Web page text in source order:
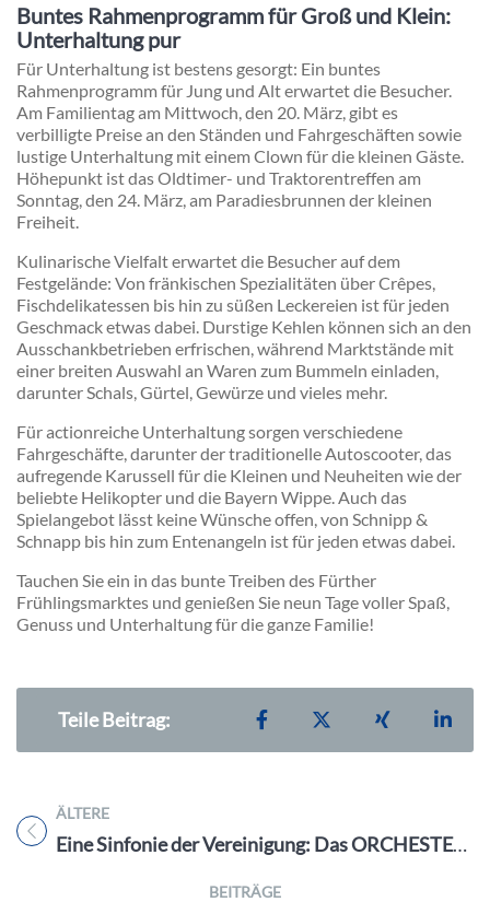
Buntes Rahmenprogramm für Groß und Klein:
Unterhaltung pur
Für Unterhaltung ist bestens gesorgt: Ein buntes
Rahmenprogramm für Jung und Alt erwartet die Besucher.
Am Familientag am Mittwoch, den 20. März, gibt es
verbilligte Preise an den Ständen und Fahrgeschäften sowie
lustige Unterhaltung mit einem Clown für die kleinen Gäste.
Höhepunkt ist das Oldtimer- und Traktorentreffen am
Sonntag, den 24. März, am Paradiesbrunnen der kleinen
Freiheit.
Kulinarische Vielfalt erwartet die Besucher auf dem
Festgelände: Von fränkischen Spezialitäten über Crêpes,
Fischdelikatessen bis hin zu süßen Leckereien ist für jeden
Geschmack etwas dabei. Durstige Kehlen können sich an den
Ausschankbetrieben erfrischen, während Marktstände mit
einer breiten Auswahl an Waren zum Bummeln einladen,
darunter Schals, Gürtel, Gewürze und vieles mehr.
Für actionreiche Unterhaltung sorgen verschiedene
Fahrgeschäfte, darunter der traditionelle Autoscooter, das
aufregende Karussell für die Kleinen und Neuheiten wie der
beliebte Helikopter und die Bayern Wippe. Auch das
Spielangebot lässt keine Wünsche offen, von Schnipp &
Schnapp bis hin zum Entenangeln ist für jeden etwas dabei.
Tauchen Sie ein in das bunte Treiben des Fürther
Frühlingsmarktes und genießen Sie neun Tage voller Spaß,
Genuss und Unterhaltung für die ganze Familie!
Teile Beitrag: Teilen auf Facebook
Teilen auf XTeilen auf
ÄLTERE
Titel für Beitrag
Eine Sinfonie der Vereinigung: Das ORCHESTER concertare am 17.3.24 live in Erlangen
BEITRÄGE